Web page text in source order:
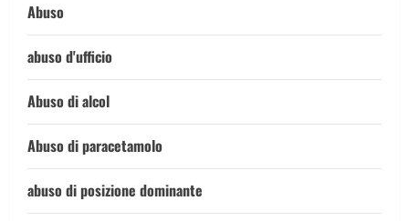
Abuso
abuso d'ufficio
Abuso di alcol
Abuso di paracetamolo
abuso di posizione dominante